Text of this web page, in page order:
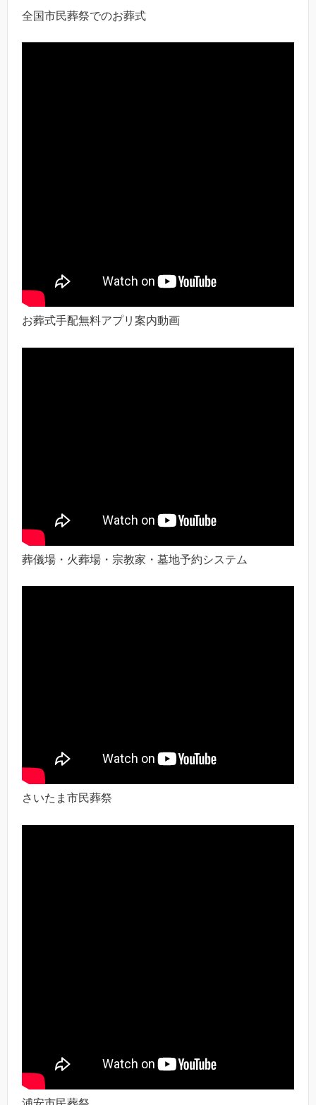
全国市民葬祭でのお葬式
お葬式手配無料アプリ案内動画
葬儀場・火葬場・宗教家・墓地予約システム
さいたま市民葬祭